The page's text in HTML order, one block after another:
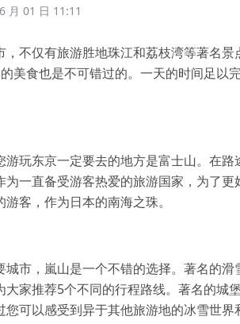
月 01 日 11:11
不仅有旅游胜地珠江和荔枝湾等著名景
美食也是不可错过的。一天的时间足以
玩东京一定要去的地方是富士山。在路
一直备受游客热爱的旅游国家，为了
客，作为日本的南海之珠。
市，嵐山是一个不错的选择。著名的
家推荐5个不同的行程路线。著名的城
可以感受到异于其他旅游地的冰雪世界